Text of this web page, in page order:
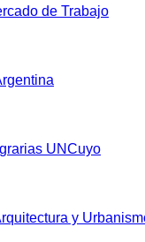
de Trabajo
UNCuyo
y